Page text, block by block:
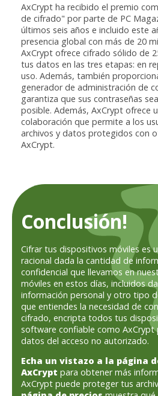
AxCrypt ha recibido el premio
de cifrado" por parte de PC
últimos seis años e incluido este
presencia global con más de 20
AxCrypt ofrece cifrado sólido de
tus datos en las tres etapas: en
uso. Además, también
generador de administración de
garantiza que sus contraseñas
posible. Además, AxCrypt ofrece
colaboración que permite a los
archivos y datos protegidos con
AxCrypt.
Conclusión!
Cifrar tus dispositivos móviles es
racional dada la cantidad de
confidencial que llevamos en
móviles en estos días, incluidos
información personal y otro tipo
que entiendes la necesidad de
cifrado, encripta todos tus
software confiable como
datos del acceso no autorizado.
Echa un vistazo a la página
AxCrypt para obtener más
AxCrypt puede proteger tus